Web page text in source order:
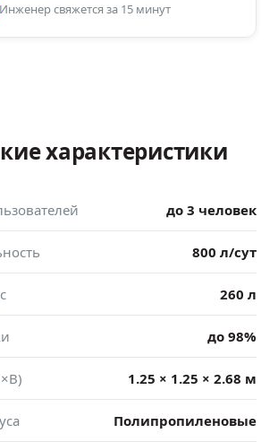
свяжется за 15 минут
характеристики
до 3 человек
800 л/сут
260 л
до 98%
1.25 × 1.25 × 2.68 м
Полипропиленовые